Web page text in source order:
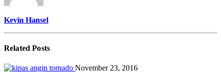
Kevin Hansel
RelatedPosts
November 23, 2016